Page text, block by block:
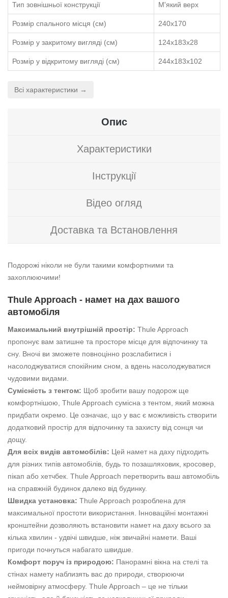
Тип зовнішньої конструкції М'який верх
Розмір спального місця (см) 240х170
Розмір у закритому вигляді (см) 124x183x28
Розмір у відкритому вигляді (см) 244x183x102
Всі характеристики →
Опис
Характеристики
Інструкції
Відео огляд
Доставка та Встановлення
Подорожі ніколи не були такими комфортними та
захоплюючими!
Thule Approach - намет на дах вашого
автомобіля
Максимальний внутрішній простір: Thule Approach
пропонує вам затишне та просторе місце для відпочинку та
сну. Вночі ви зможете повноцінно розслабитися і
насолоджуватися спокійним сном, а вдень насолоджуватися
чудовими видами.
Сумісність з тентом: Щоб зробити вашу подорож ще
комфортнішою, Thule Approach сумісна з тентом, який можна
придбати окремо. Це означає, що у вас є можливість створити
додатковий простір для відпочинку та захисту від сонця чи
дощу.
Для всіх видів автомобілів: Цей намет на даху підходить
для різних типів автомобілів, будь то позашляховик, кросовер,
пікап або хетчбек. Thule Approach перетворить ваш автомобіль
на справжній будинок далеко від будинку.
Швидка установка: Thule Approach розроблена для
максимальної простоти використання. Інноваційні монтажні
кронштейни дозволяють встановити намет на даху всього за
кілька хвилин - удвічі швидше, ніж звичайні намети. Ваші
пригоди почнуться набагато швидше.
Комфорт поруч із природою: Панорамні вікна на стелі та
стінах намету наблизять вас до природи, створюючи
неймовірну атмосферу. Thule Approach – це не тільки